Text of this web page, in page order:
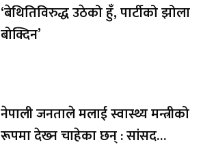
‘बेथितिविरुद्ध उठेको हुँ, पार्टीको झोला
बोक्दिन’
नेपाली जनताले मलाई स्वास्थ्य मन्त्रीको
रूपमा देख्‍न चाहेका छन् : सांसद